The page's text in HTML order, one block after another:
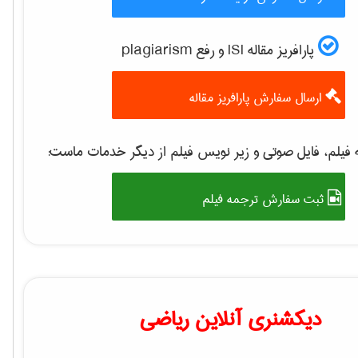
پارافریز مقاله ISI و رفع plagiarism
ارسال سفارش پارافریز مقاله
فایل صوتی و زیر نویس فیلم از دیگر خدمات ماست:
ثبت سفارش ترجمه فیلم
دیکشنری آنلاین ریاضی